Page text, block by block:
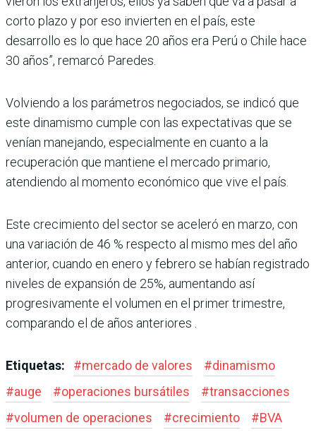
corto plazo y por eso invierten en el país, este
desarrollo es lo que hace 20 años era Perú o Chile hace
30 años”, remarcó Paredes.
Volviendo a los parámetros negociados, se indicó que
este dinamismo cumple con las expectativas que se
venían manejando, especialmente en cuanto a la
recuperación que mantiene el mercado primario,
atendiendo al momento económico que vive el país.
Este crecimiento del sector se aceleró en marzo, con
una variación de 46 % respecto al mismo mes del año
anterior, cuando en enero y febrero se habían registrado
niveles de expansión de 25%, aumentando así
progresivamente el volumen en el primer trimestre,
comparando el de años anteriores .
Etiquetas: #mercado de valores #dinamismo
#auge #operaciones bursátiles #transacciones
#volumen de operaciones #crecimiento #BVA